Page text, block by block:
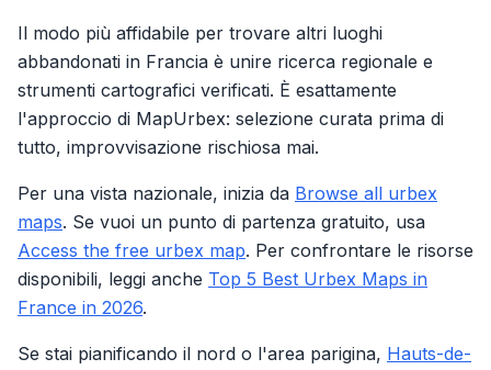
Il modo più affidabile per trovare altri luoghi
abbandonati in Francia è unire ricerca regionale e
strumenti cartografici verificati. È esattamente
l'approccio di MapUrbex: selezione curata prima di
tutto, improvvisazione rischiosa mai.
Per una vista nazionale, inizia da Browse all urbex
maps. Se vuoi un punto di partenza gratuito, usa
Access the free urbex map. Per confrontare le risorse
disponibili, leggi anche Top 5 Best Urbex Maps in
France in 2026.
Se stai pianificando il nord o l'area parigina, Hauts-de-